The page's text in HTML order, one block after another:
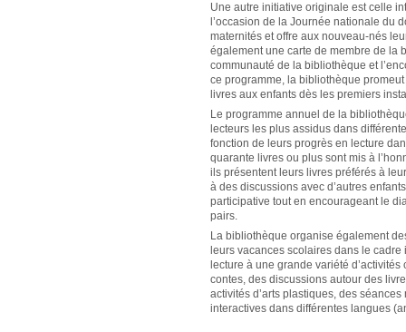
Une autre initiative originale est celle
l’occasion de la Journée nationale du
maternités et offre aux nouveau-nés
également une carte de membre de la
communauté de la bibliothèque et
ce programme, la bibliothèque
livres aux enfants dès les premiers
Le programme annuel de la
lecteurs les plus assidus dans
fonction de leurs progrès en lecture
quarante livres ou plus sont mis à
ils présentent leurs livres préférés à
à des discussions avec d’autres
participative tout en encourageant le
pairs.
La bibliothèque organise également
leurs vacances scolaires dans le
lecture à une grande variété
contes, des discussions autour des
activités d’arts plastiques, des
interactives dans différentes langues